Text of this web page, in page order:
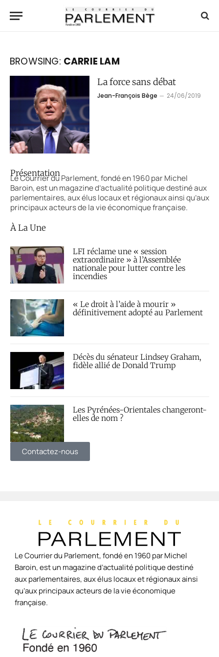
BROWSING: CARRIE LAM
La force sans débat
Jean-François Bège 24/06/2019
Présentation
Le Courrier du Parlement, fondé en 1960 par Michel
Baroin, est un magazine d’actualité politique destiné aux
parlementaires, aux élus locaux et régionaux ainsi qu’aux
principaux acteurs de la vie économique française.
À La Une
LFI réclame une « session
extraordinaire » à l’Assemblée
nationale pour lutter contre les
incendies
« Le droit à l’aide à mourir »
définitivement adopté au Parlement
Décès du sénateur Lindsey Graham,
fidèle allié de Donald Trump
Les Pyrénées-Orientales changeront-
elles de nom ?
Contactez-nous
Le Courrier du Parlement, fondé en 1960 par Michel
Baroin, est un magazine d’actualité politique destiné
aux parlementaires, aux élus locaux et régionaux ainsi
qu’aux principaux acteurs de la vie économique
française.